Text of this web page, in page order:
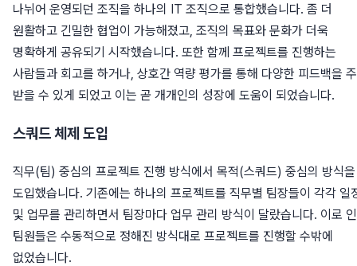
나뉘어 운영되던 조직을 하나의 IT 조직으로 통합했습니다. 좀 더
원활하고 긴밀한 협업이 가능해졌고, 조직의 목표와 문화가 더욱
명확하게 공유되기 시작했습니다. 또한 함께 프로젝트를 진행하는
사람들과 회고를 하거나, 상호간 역량 평가를 통해 다양한 피드백을
받을 수 있게 되었고 이는 곧 개개인의 성장에 도움이 되었습니다.
스쿼드 체제 도입
직무(팀) 중심의 프로젝트 진행 방식에서 목적(스쿼드) 중심의 방식을
도입했습니다. 기존에는 하나의 프로젝트를 직무별 팀장들이 각각 일
및 업무를 관리하면서 팀장마다 업무 관리 방식이 달랐습니다. 이로
팀원들은 수동적으로 정해진 방식대로 프로젝트를 진행할 수밖에
없었습니다.